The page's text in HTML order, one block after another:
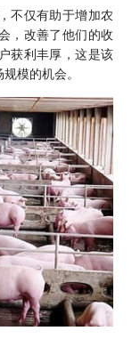
不仅有助于增加农
，改善了他们的收
获利丰厚，这是该
模的机会。